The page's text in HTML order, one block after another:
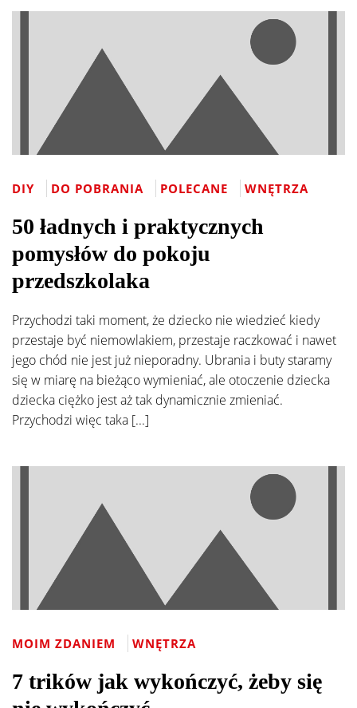
DIY DO POBRANIA POLECANE WNĘTRZA
50 ładnych i praktycznych
pomysłów do pokoju
przedszkolaka
Przychodzi taki moment, że dziecko nie wiedzieć kiedy
przestaje być niemowlakiem, przestaje raczkować i nawet
jego chód nie jest już nieporadny. Ubrania i buty staramy
się w miarę na bieżąco wymieniać, ale otoczenie dziecka
dziecka ciężko jest aż tak dynamicznie zmieniać.
Przychodzi więc taka [...]
MOIM ZDANIEM WNĘTRZA
7 trików jak wykończyć, żeby się